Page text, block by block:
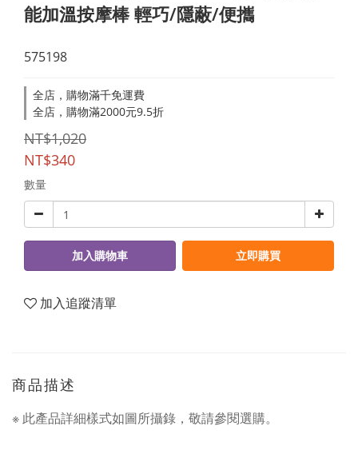
能加溫按摩棒 輕巧/隱蔽/便攜
575198
全店，購物滿千免運費
全店，購物滿2000元9.5折
NT$1,020
NT$340
數量
加入購物車 立即購買
加入追蹤清單
商品描述
※ 此產品詳細樣式如圖所攝錄，敬請參閱選購。